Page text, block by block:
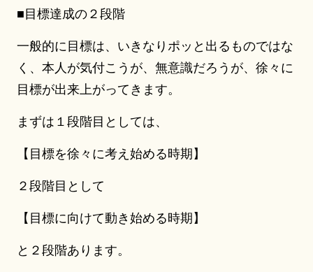
■目標達成の２段階
一般的に目標は、いきなりポッと出るものではな
く、本人が気付こうが、無意識だろうが、徐々に
目標が出来上がってきます。
まずは１段階目としては、
【目標を徐々に考え始める時期】
２段階目として
【目標に向けて動き始める時期】
と２段階あります。